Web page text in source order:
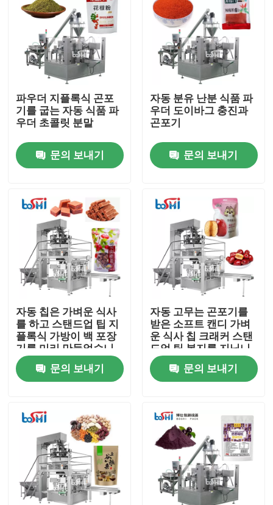
회사 소개
공장 견학
품질 관리
문의하기
조회를 요청하다
분말 포장기
수직 곤포기
과립 포장기
파우더 지플록식 곤포
기를 굽는 자동 식품 파
우더 초콜릿 분말
문의 보내기
자동 분유 난분 식품 파
우더 도이바그 충진과
곤포기
문의 보내기
자동 칩은 가벼운 식사
를 하고 스탠드업 팁 지
플록식 가방이 백 포장
기를 미리 만들었습니
다
문의 보내기
자동 고무는 곤포기를
받은 소프트 캔디 가벼
운 식사 칩 크래커 스탠
드업 팁 봉지를 지닙니
다
문의 보내기